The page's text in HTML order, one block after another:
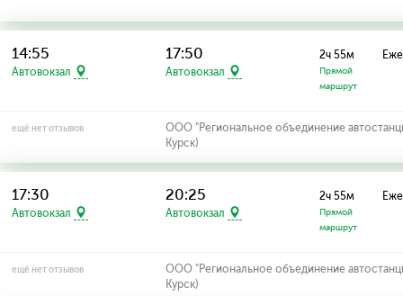
14:55
Автовокзал
17:50
Автовокзал
2ч 55м
Прямой
маршрут
ещё нет отзывов
ООО "Региональное объединение
Курск)
17:30
Автовокзал
20:25
Автовокзал
2ч 55м
Прямой
маршрут
ещё нет отзывов
ООО "Региональное объединение
Курск)